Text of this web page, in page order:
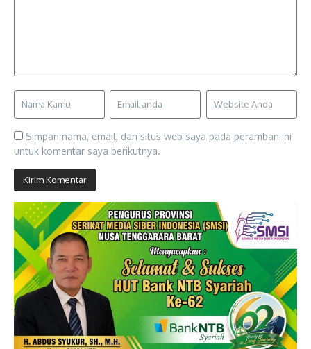
Simpan nama, email, dan situs web saya pada peramban ini
untuk komentar saya berikutnya.